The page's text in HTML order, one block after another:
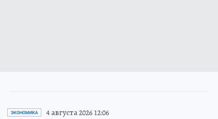
ЭКОНОМИКА 4 августа 2026 12:06